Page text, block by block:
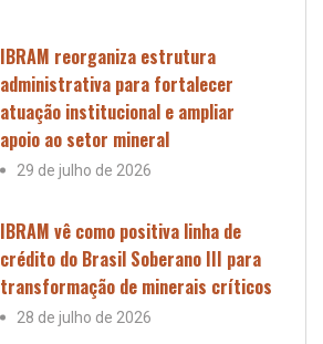
IBRAM reorganiza estrutura
administrativa para fortalecer
atuação institucional e ampliar
apoio ao setor mineral
29 de julho de 2026
IBRAM vê como positiva linha de
crédito do Brasil Soberano III para
transformação de minerais críticos
28 de julho de 2026